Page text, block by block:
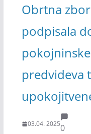
Obrtna
podpisala
predvideva
03.04. 20250